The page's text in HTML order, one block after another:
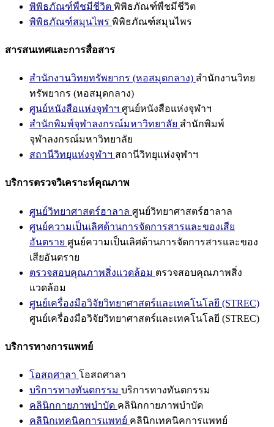
พิพิธภัณฑ์พืชมีชีวิต พิพิธภัณฑ์พืชมีชีวิต
พิพิธภัณฑ์สมุนไพร พิพิธภัณฑ์สมุนไพร
สารสนเทศและการสื่อสาร
สำนักงานวิทยทรัพยากร (หอสมุดกลาง) สำนักงานวิทย
ทรัพยากร (หอสมุดกลาง)
ศูนย์หนังสือแห่งจุฬาฯ ศูนย์หนังสือแห่งจุฬาฯ
สำนักพิมพ์จุฬาลงกรณ์มหาวิทยาลัย สำนักพิมพ์
จุฬาลงกรณ์มหาวิทยาลัย
สถานีวิทยุแห่งจุฬาฯ สถานีวิทยุแห่งจุฬาฯ
บริการตรวจวิเคราะห์คุณภาพ
ศูนย์วิทยาศาสตร์ฮาลาล ศูนย์วิทยาศาสตร์ฮาลาล
ศูนย์ความเป็นเลิศด้านการจัดการสารและของเสีย
อันตราย ศูนย์ความเป็นเลิศด้านการจัดการสารและของ
เสียอันตราย
ตรวจสอบคุณภาพสิ่งแวดล้อม ตรวจสอบคุณภาพสิ่ง
แวดล้อม
ศูนย์เครื่องมือวิจัยวิทยาศาสตร์และเทคโนโลยี (STREC)
ศูนย์เครื่องมือวิจัยวิทยาศาสตร์และเทคโนโลยี (STREC)
บริการทางการแพทย์
โอสถศาลา โอสถศาลา
บริการทางทันตกรรม บริการทางทันตกรรม
คลินิกกายภาพบำบัด คลินิกกายภาพบำบัด
คลินิกเทคนิคการแพทย์ คลินิกเทคนิคการแพทย์